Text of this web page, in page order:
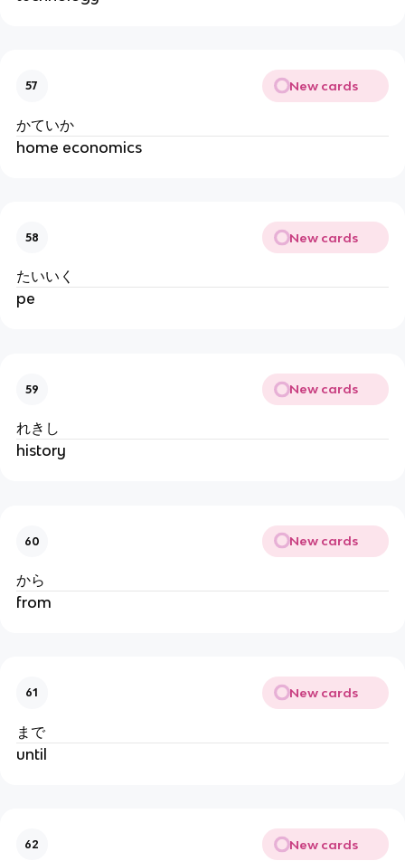
57 New cards
かていか
home economics
58 New cards
たいいく
pe
59 New cards
れきし
history
60 New cards
から
from
61 New cards
まで
until
62 New cards